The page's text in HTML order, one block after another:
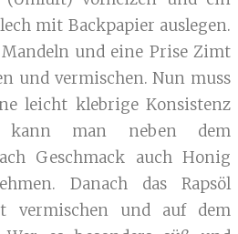
mit Backpapier auslegen.
Mandeln und eine Prise Zimt
und vermischen. Nun muss
leicht klebrige Konsistenz
kann man neben dem
Geschmack auch Honig
Danach das Rapsöl
vermischen und auf dem